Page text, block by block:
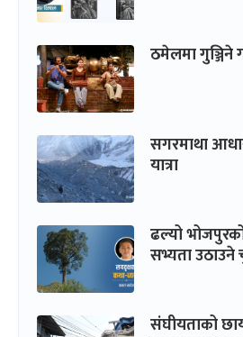
ठमेलमा गुञ्जिने
सगरमाथा
यात्रा
ढल्यो
सभ्यता उठाउने
संघीयताको